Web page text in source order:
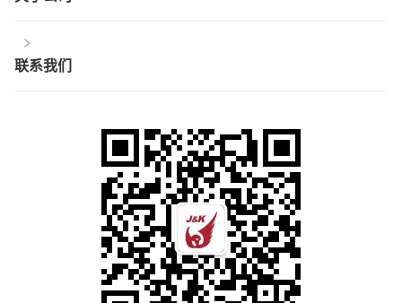
联系我们